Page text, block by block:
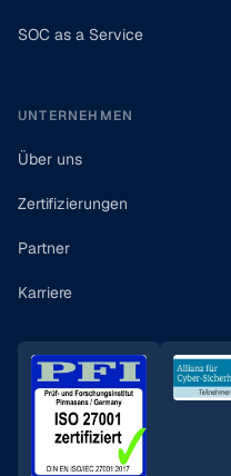
SOC as a Service
UNTERNEHMEN
Über uns
Zertifizierungen
Partner
Karriere